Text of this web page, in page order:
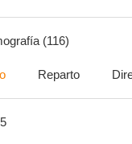
(116)
Reparto